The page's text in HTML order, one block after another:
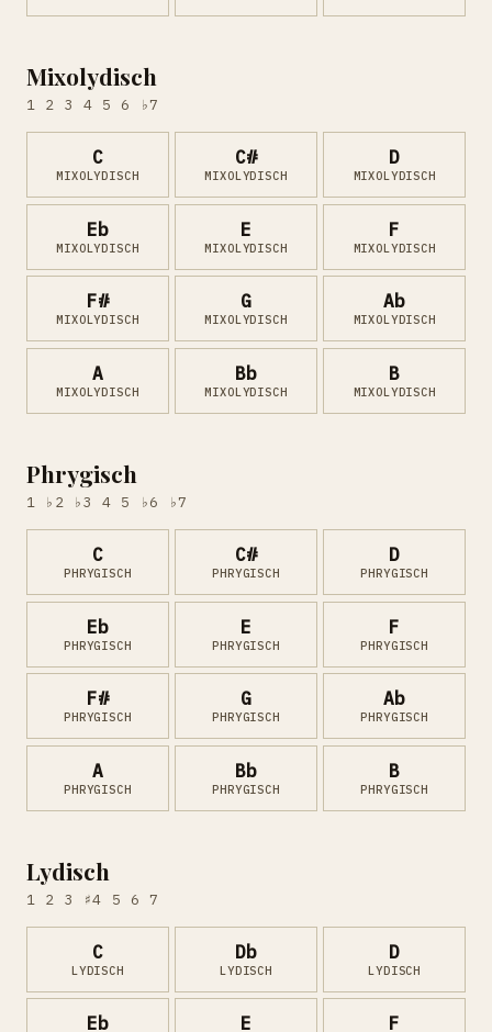
Mixolydisch
1 2 3 4 5 6 ♭7
C
MIXOLYDISCH
C#
MIXOLYDISCH
D
MIXOLYDISCH
Eb
MIXOLYDISCH
E
MIXOLYDISCH
F
MIXOLYDISCH
F#
MIXOLYDISCH
G
MIXOLYDISCH
Ab
MIXOLYDISCH
A
MIXOLYDISCH
Bb
MIXOLYDISCH
B
MIXOLYDISCH
Phrygisch
1 ♭2 ♭3 4 5 ♭6 ♭7
C
PHRYGISCH
C#
PHRYGISCH
D
PHRYGISCH
Eb
PHRYGISCH
E
PHRYGISCH
F
PHRYGISCH
F#
PHRYGISCH
G
PHRYGISCH
Ab
PHRYGISCH
A
PHRYGISCH
Bb
PHRYGISCH
B
PHRYGISCH
Lydisch
1 2 3 ♯4 5 6 7
C
LYDISCH
Db
LYDISCH
D
LYDISCH
Eb E F